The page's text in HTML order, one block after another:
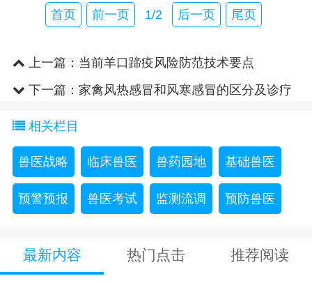
首页 前一页 1/2 后一页 尾页
上一篇： 当前羊口蹄疫风险防范技术要点
下一篇： 家禽风热感冒和风寒感冒的区分及诊疗
相关栏目
兽医战略 临床兽医 兽药园地 基础兽医
预警预报 兽医考试 监测流调 预防兽医
最新内容 热门点击 推荐阅读